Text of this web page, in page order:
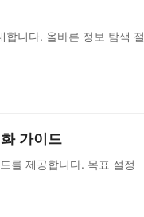
합니다. 올바른 정보 탐색 절
가이드
를 제공합니다. 목표 설정